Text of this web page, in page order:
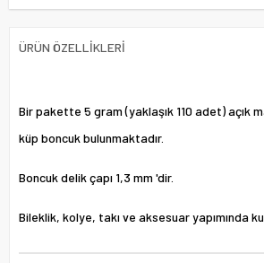
ÜRÜN ÖZELLIKLERI
Bir pakette 5 gram (yaklaşık 110 adet) açık
küp boncuk bulunmaktadır.
Boncuk delik çapı 1,3 mm 'dir.
Bileklik, kolye, takı ve aksesuar yapımında